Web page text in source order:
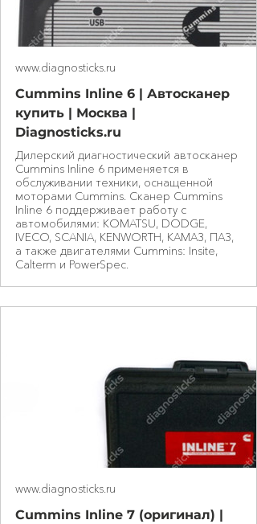
www.diagnosticks.ru
Cummins Inline 6 | Автосканер
купить | Москва |
Diagnosticks.ru
Дилерский диагностический автосканер
Cummins Inline 6 применяется в
обслуживании техники, оснащенной
моторами Cummins. Сканер Cummins
Inline 6 поддерживает работу с
автомобилями: KOMATSU, DODGE,
IVECO, SCANIA, KENWORTH, КАМАЗ, ПАЗ,
а также двигателями Cummins: Insite,
Calterm и PowerSpec.
www.diagnosticks.ru
Cummins Inline 7 (оригинал) |